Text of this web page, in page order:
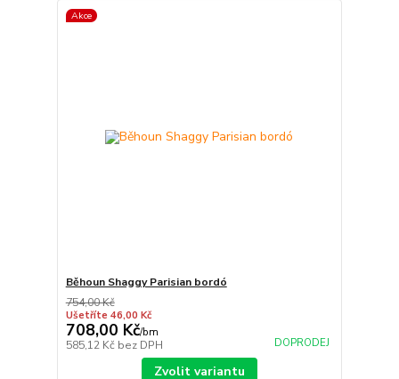
Akce
Běhoun Shaggy Parisian bordó
754,00 Kč
Ušetříte 46,00 Kč
708,00 Kč/bm
585,12 Kč bez DPH DOPRODEJ
Zvolit variantu